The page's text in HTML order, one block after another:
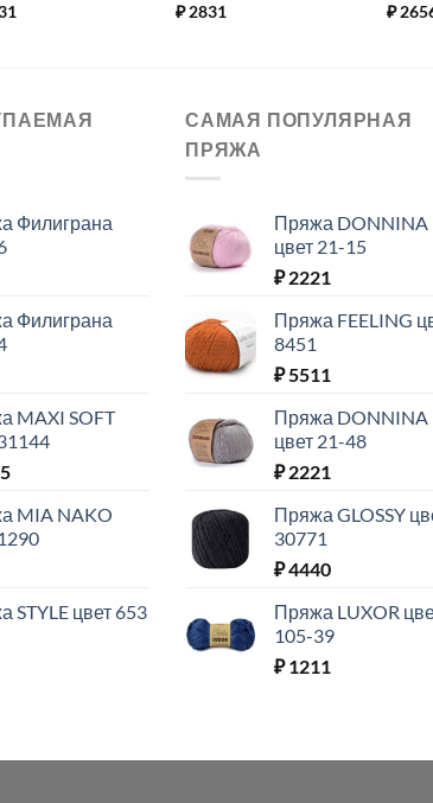
₽2831
₽
Филиграна
Филиграна
MAXI SOFT
MIA NAKO
STYLE цвет 653
САМАЯ ПОПУЛЯРНАЯ
ПРЯЖА
Пряжа DONNINA
цвет 21-15
₽2221
Пряжа FEELING
8451
₽5511
Пряжа DONNINA
цвет 21-48
₽2221
Пряжа GLOSSY
30771
₽4440
Пряжа LUXOR
105-39
₽1211